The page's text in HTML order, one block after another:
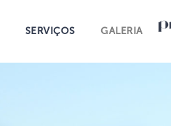
SERVIÇOS GALERIA